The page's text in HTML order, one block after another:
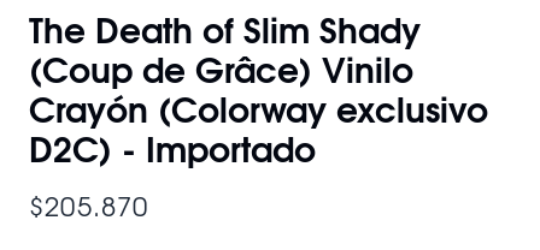
The Death of Slim Shady
(Coup de Grâce) Vinilo
Crayón (Colorway exclusivo
D2C) - Importado
$205.870